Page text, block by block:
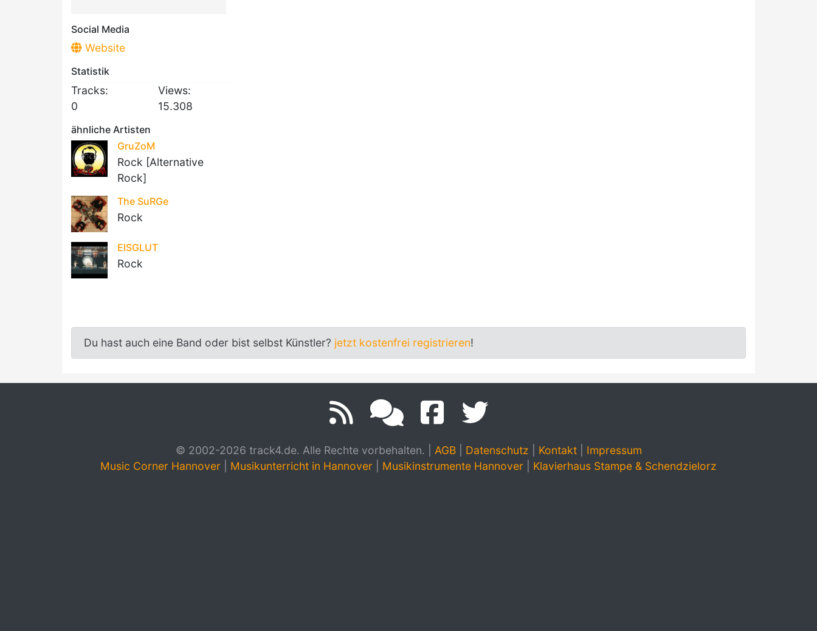
Social Media
Website
Statistik
Tracks:
0
Views:
15.308
ähnliche Artisten
GruZoM
Rock [Alternative
Rock]
The SuRGe
Rock
EISGLUT
Rock
Du hast auch eine Band oder bist selbst Künstler? jetzt kostenfrei registrieren!
© 2002-2026 track4.de. Alle Rechte vorbehalten. AGB| Datenschutz Kontakt| Impressum
Music Corner Hannover
Musikunterricht in Hannover Musikinstrumente Hannover Klavierhaus Stampe & Schendzielorz